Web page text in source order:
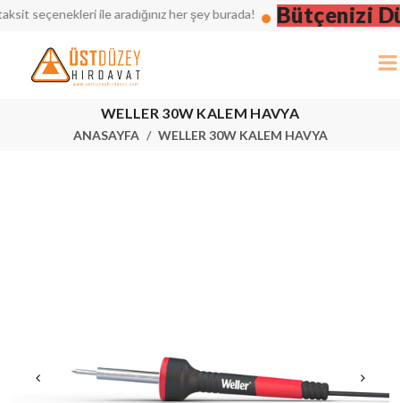
seçenekleri ile aradığınız her şey burada! Bütçenizi
WELLER 30W KALEM HAVYA
ANASAYFA WELLER 30W KALEM HAVYA